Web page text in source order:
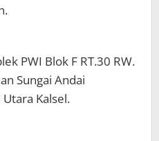
PWI Blok F RT.30 RW.
Sungai Andai
Kalsel.